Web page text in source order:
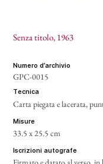
Senza titolo, 1963
numero d’archivio
GPC-0015
tecnica
Carta piegata e lacerata,
misure
33.5 x 25.5 cm
iscrizioni autografe